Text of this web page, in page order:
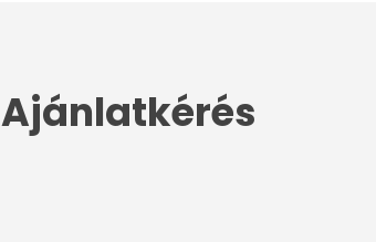
Ajánlatkérés